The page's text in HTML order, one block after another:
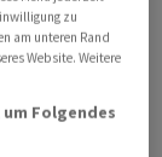
MESZ.
AFX
zu
am unteren Rand
Website. Weitere
Folgendes